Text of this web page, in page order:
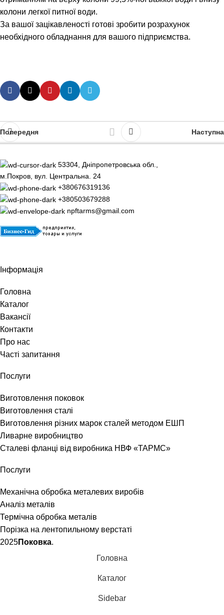
колони легкої питної води.
За вашої зацікавленості готові зробити розрахунок
необхідного обладнання для вашого підприємства.
Попередня Наступна
53304, Дніпропетровська обл.,
м.Покров, вул. Центральна. 24
+380676319136
+380503679288
npftarms@gmail.com
Інформація
Головна
Каталог
Вакансії
Контакти
Про нас
Часті запитання
Послуги
Виготовлення поковок
Виготовлення сталі
Виготовлення різних марок сталей методом ЕШП
Ливарне виробництво
Сталеві фланці від виробника НВФ «ТАРМС»
Послуги
Механічна обробка металевих виробів
Аналіз металів
Термічна обробка металів
Порізка на лентопильному верстаті
2025Поковка.
Головна
Каталог
Sidebar